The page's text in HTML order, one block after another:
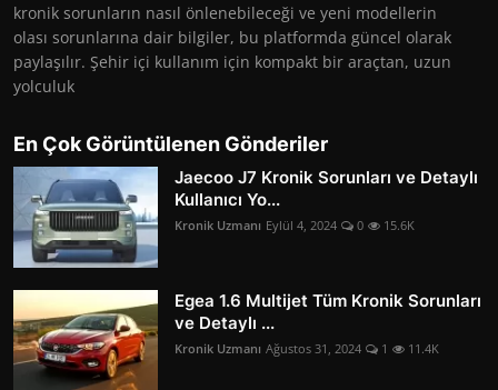
kronik sorunların nasıl önlenebileceği ve yeni modellerin
olası sorunlarına dair bilgiler, bu platformda güncel olarak
paylaşılır. Şehir içi kullanım için kompakt bir araçtan, uzun
yolculuk
En Çok Görüntülenen Gönderiler
Jaecoo J7 Kronik Sorunları ve Detaylı
Kullanıcı Yo...
Kronik Uzmanı Eylül 4, 2024 0 15.6K
Egea 1.6 Multijet Tüm Kronik Sorunları
ve Detaylı ...
Kronik Uzmanı Ağustos 31, 2024 1 11.4K